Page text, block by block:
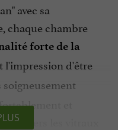
avec sa
chaque chambre
forte de la
l'impression d'être
soigneusement
et
à travers les vitraux